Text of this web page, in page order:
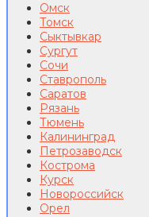
Омск
Томск
Сыктывкар
Сургут
Сочи
Ставрополь
Саратов
Рязань
Тюмень
Калининград
Петрозаводск
Кострома
Курск
Новороссийск
Орел